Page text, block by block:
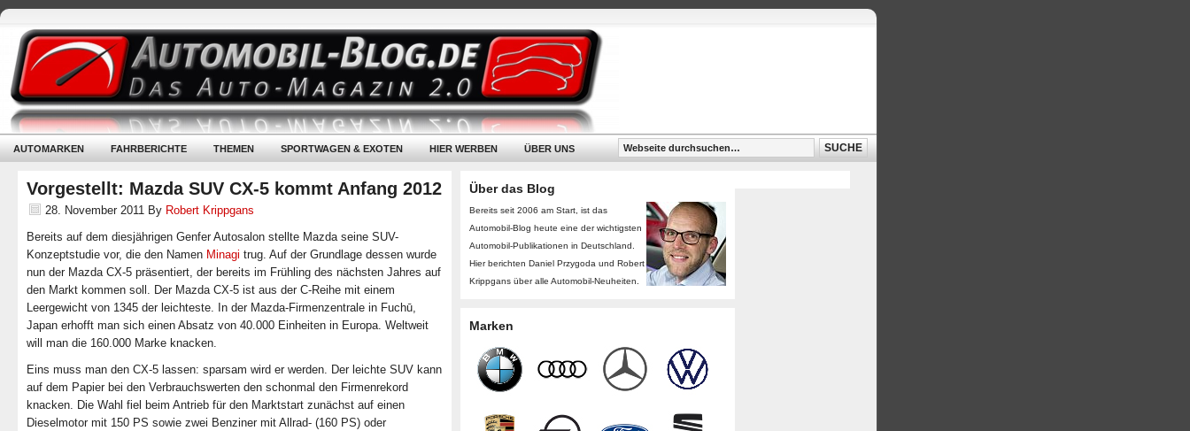
AUTOMARKEN FAHRBERICHTE THEMEN SPORTWAGEN & EXOTEN HIER WERBEN ÜBER UNS
Vorgestellt: Mazda SUV CX-5 kommt Anfang 2012
28. November 2011 By Robert Krippgans
Bereits auf dem diesjährigen Genfer Autosalon stellte Mazda seine SUV-
Konzeptstudie vor, die den Namen Minagi trug. Auf der Grundlage dessen wurde
nun der Mazda CX-5 präsentiert, der bereits im Frühling des nächsten Jahres auf
den Markt kommen soll. Der Mazda CX-5 ist aus der C-Reihe mit einem
Leergewicht von 1345 der leichteste. In der Mazda-Firmenzentrale in Fuchū,
Japan erhofft man sich einen Absatz von 40.000 Einheiten in Europa. Weltweit
will man die 160.000 Marke knacken.
Eins muss man den CX-5 lassen: sparsam wird er werden. Der leichte SUV kann
auf dem Papier bei den Verbrauchswerten den schonmal den Firmenrekord
knacken. Die Wahl fiel beim Antrieb für den Marktstart zunächst auf einen
Dieselmotor mit 150 PS sowie zwei Benziner mit Allrad- (160 PS) oder
Über das Blog
Bereits seit 2006 am Start, ist das
Automobil-Blog heute eine der wichtigsten
Automobil-Publikationen in Deutschland.
Hier berichten Daniel Przygoda und Robert
Krippgans über alle Automobil-Neuheiten.
Marken